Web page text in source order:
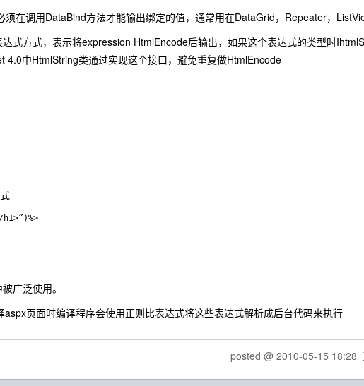
在调用DataBind方法才能输出绑定的值，通常用在DataGrid，Repeater，
式方式，表示将expression HtmlEncode后输出，如果这个表达式的类型时
4.0中HtmlString类通过实现这个接口，避免重复做HtmlEncode
广泛使用。
页面时编译程序会使用正则比表达式将这些表达式解析成后台代码来执行
posted @ 2010-05-15 18:28